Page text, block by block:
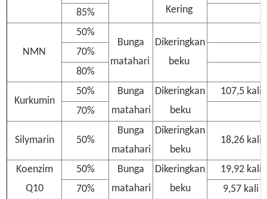
Kering
85%
NMN
50%
Bunga
matahari
Dikeringkan
beku
70%
80%
Kurkumin
50%
Bunga
matahari
Dikeringkan
beku
107,5 kali
70%
Silymarin 50%
Bunga
matahari
Dikeringkan
beku
18,26 kali
Koenzim
Q10
50%
Bunga
matahari
Dikeringkan
beku
19,92 kali
70%
9,57 kali